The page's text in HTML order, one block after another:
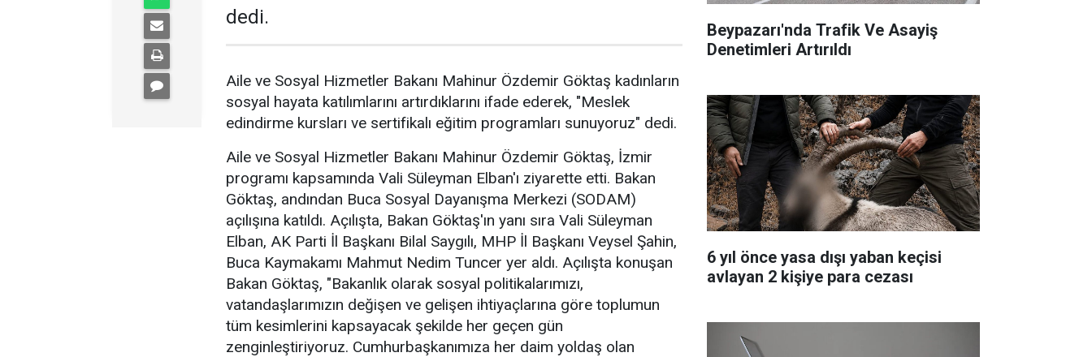
dedi.
Aile ve Sosyal Hizmetler Bakanı Mahinur Özdemir Göktaş kadınların
sosyal hayata katılımlarını artırdıklarını ifade ederek, "Meslek
edindirme kursları ve sertifikalı eğitim programları sunuyoruz" dedi.
Aile ve Sosyal Hizmetler Bakanı Mahinur Özdemir Göktaş, İzmir
programı kapsamında Vali Süleyman Elban'ı ziyarette etti. Bakan
Göktaş, andından Buca Sosyal Dayanışma Merkezi (SODAM)
açılışına katıldı. Açılışta, Bakan Göktaş'ın yanı sıra Vali Süleyman
Elban, AK Parti İl Başkanı Bilal Saygılı, MHP İl Başkanı Veysel Şahin,
Buca Kaymakamı Mahmut Nedim Tuncer yer aldı. Açılışta konuşan
Bakan Göktaş, "Bakanlık olarak sosyal politikalarımızı,
vatandaşlarımızın değişen ve gelişen ihtiyaçlarına göre toplumun
tüm kesimlerini kapsayacak şekilde her geçen gün
zenginleştiriyoruz. Cumhurbaşkanımıza her daim yoldaş olan
Beypazarı'nda Trafik Ve Asayiş
Denetimleri Artırıldı
6 yıl önce yasa dışı yaban keçisi
avlayan 2 kişiye para cezası